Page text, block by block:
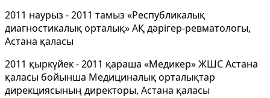
2011 наурыз - 2011 тамыз «Республикалық
диагностикалық орталық» АҚ дәрігер-ревматологы,
Астана қаласы
2011 қыркүйек - 2011 қараша «Медикер» ЖШС Астана
қаласы бойынша Медициналық орталықтар
дирекциясының директоры, Астана қаласы